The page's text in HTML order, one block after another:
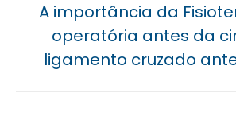
Próximo
post:
A importância da
operatória antes da
ligamento cruzado